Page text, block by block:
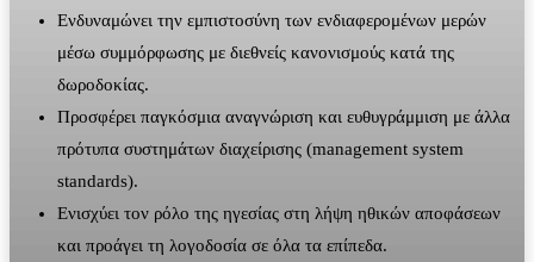
Ενδυναμώνει την εμπιστοσύνη των ενδιαφερομένων μερών
μέσω συμμόρφωσης με διεθνείς κανονισμούς κατά της
δωροδοκίας.
Προσφέρει παγκόσμια αναγνώριση και ευθυγράμμιση με άλλα
πρότυπα συστημάτων διαχείρισης (management system
standards).
Ενισχύει τον ρόλο της ηγεσίας στη λήψη ηθικών αποφάσεων
και προάγει τη λογοδοσία σε όλα τα επίπεδα.